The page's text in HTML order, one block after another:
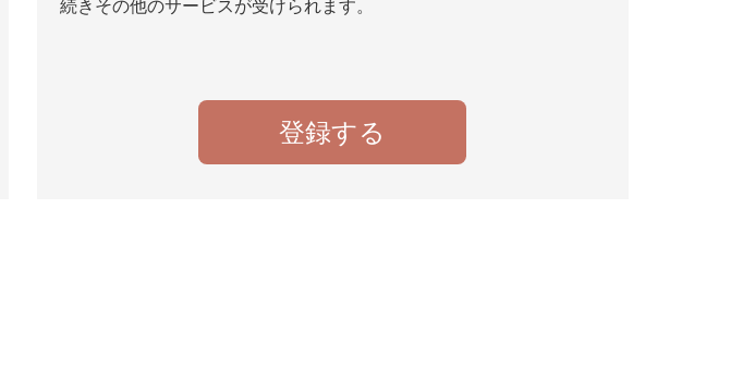
続きその他のサービスが受けられます。
登録する